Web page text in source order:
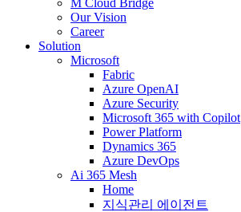
Our Vision
Career
Solution
Microsoft
Fabric
Azure OpenAI
Azure Security
Microsoft 365 with Copilot
Power Platform
Dynamics 365
Azure DevOps
Ai 365 Mesh
Home
지식관리 에이전트